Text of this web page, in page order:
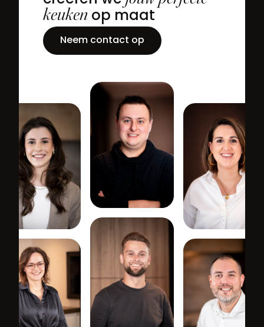
keukenop maat
Neem contact op